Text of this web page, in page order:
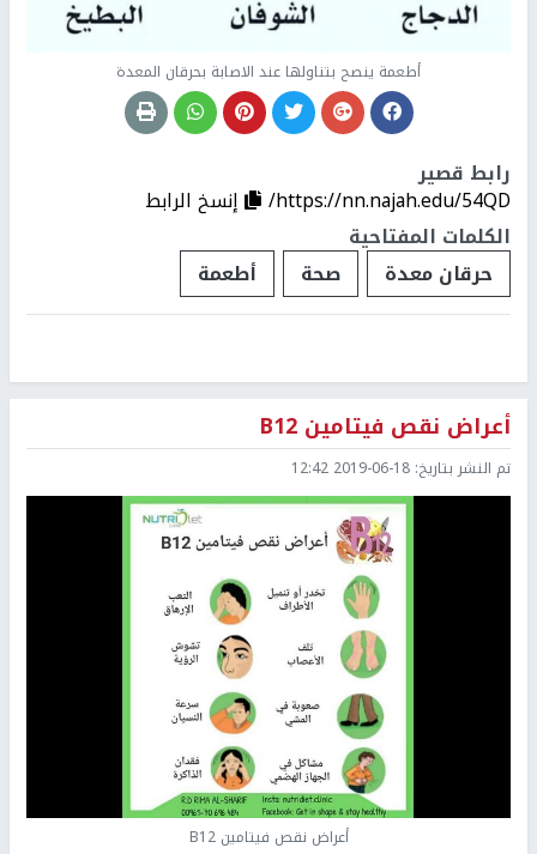
أطعمة ينصح بتناولها عند الاصابة بحرقان المعدة
رابط قصير
https://nn.najah.edu/54QD/
إنسخ الرابط
الكلمات المفتاحية
حرقان معدة
صحة أطعمة
أعراض نقص فيتامين B12
تم النشر بتاريخ: 2019-06-18 12:42
أعراض نقص فيتامين B12